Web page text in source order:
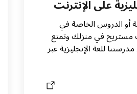
على الإنترنت
أو الدروس الخاصة في
مستريح في منزلك وتمتع
للغة الإنجليزية عبر